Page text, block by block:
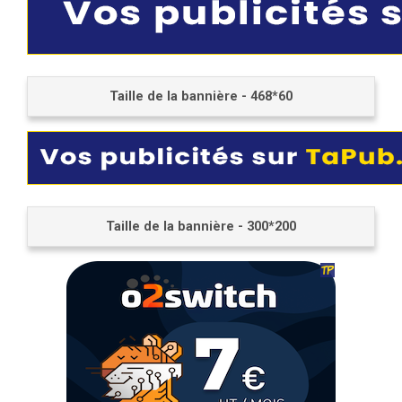
Taille de la bannière - 468*60
Taille de la bannière - 300*200